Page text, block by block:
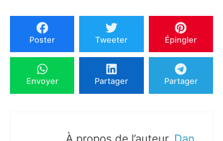
Poster Tweeter Épingler
Envoyer Partager Partager
À propos de l’auteur, Dan